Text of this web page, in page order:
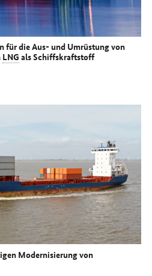
für die Aus- und Umrüstung von
LNG als Schiffskraftstoff
Modernisierung von